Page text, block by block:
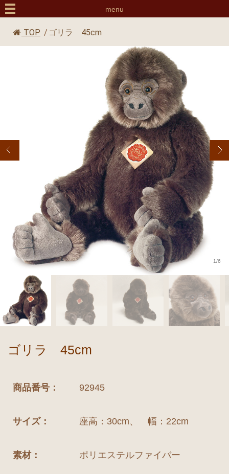
menu
TOP / ゴリラ 45cm
1/6
ゴリラ 45cm
商品番号： 92945
サイズ： 座高：30cm、 幅：22cm
素材： ポリエステルファイバー